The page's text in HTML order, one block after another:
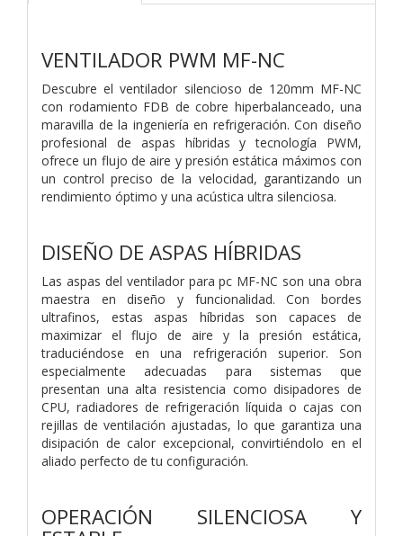
VENTILADOR PWM MF-NC
Descubre el ventilador silencioso de 120mm MF-NC
con rodamiento FDB de cobre hiperbalanceado, una
maravilla de la ingeniería en refrigeración. Con diseño
profesional de aspas híbridas y tecnología PWM,
ofrece un flujo de aire y presión estática máximos con
un control preciso de la velocidad, garantizando un
rendimiento óptimo y una acústica ultra silenciosa.
DISEÑO DE ASPAS HÍBRIDAS
Las aspas del ventilador para pc MF-NC son una obra
maestra en diseño y funcionalidad. Con bordes
ultrafinos, estas aspas híbridas son capaces de
maximizar el flujo de aire y la presión estática,
traduciéndose en una refrigeración superior. Son
especialmente adecuadas para sistemas que
presentan una alta resistencia como disipadores de
CPU, radiadores de refrigeración líquida o cajas con
rejillas de ventilación ajustadas, lo que garantiza una
disipación de calor excepcional, convirtiéndolo en el
aliado perfecto de tu configuración.
OPERACIÓN SILENCIOSA Y